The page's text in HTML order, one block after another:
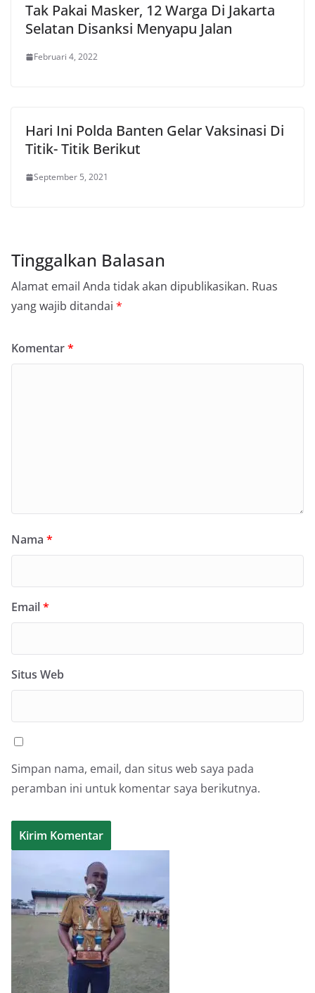
Tak Pakai Masker, 12 Warga Di Jakarta
Selatan Disanksi Menyapu Jalan
Februari 4, 2022
Hari Ini Polda Banten Gelar Vaksinasi Di
Titik- Titik Berikut
September 5, 2021
Tinggalkan Balasan
Alamat email Anda tidak akan dipublikasikan. Ruas
yang wajib ditandai *
Komentar*
Nama *
Email*
Situs Web
Simpan nama, email, dan situs web saya pada
peramban ini untuk komentar saya berikutnya.